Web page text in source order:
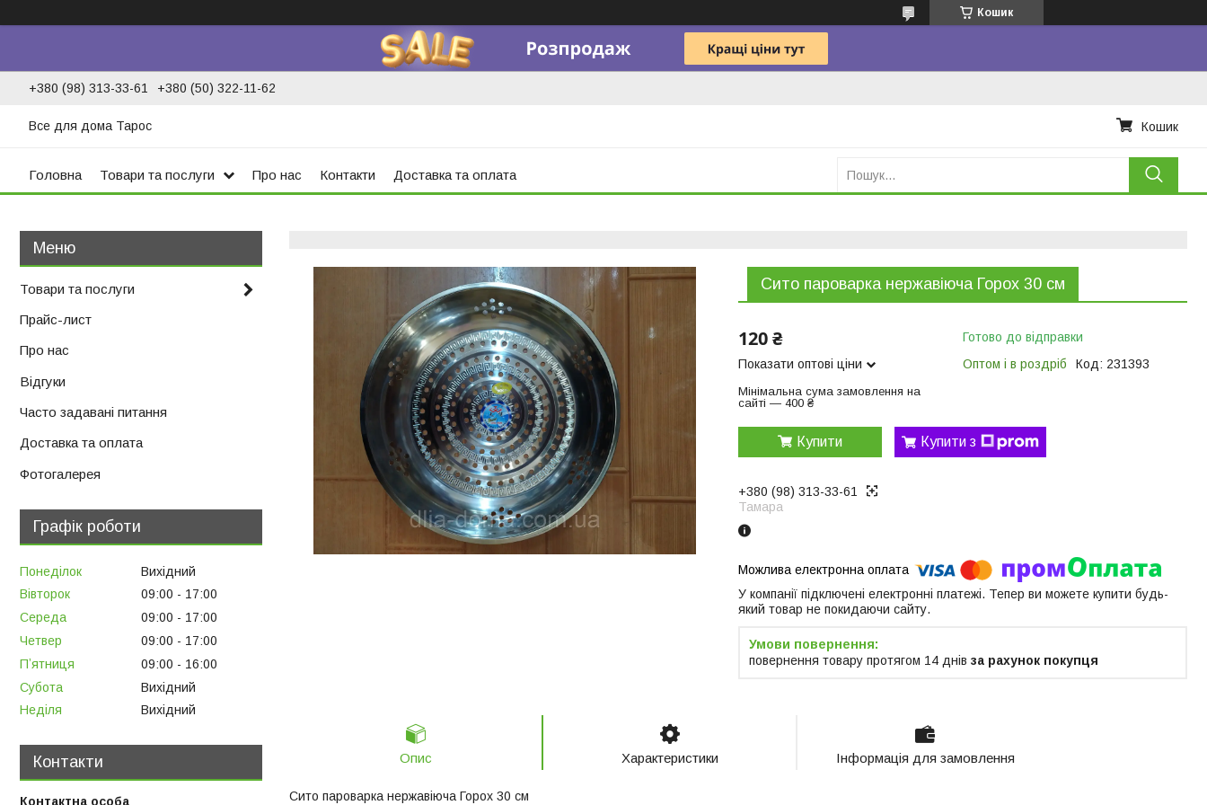
Кошик
+380 (98) 313-33-61 +380 (50) 322-11-62
Все для дома Тарос Кошик
Головна Товари та послуги Про нас Контакти Доставка та оплата
Сито пароварка нержавiюча Горох 30 см
120 ₴
Показати оптові ціни
Мінімальна сума замовлення на
сайті — 400 ₴
Готово до відправки
Оптом і в роздріб
Код: 231393
Купити Купити з
+380 (98) 313-33-61
Тамара
У компанії підключені електронні платежі. Тепер ви можете купити будь-
який товар не покидаючи сайту.
повернення товару протягом 14 днів за рахунок покупця
Опис Характеристики Інформація для замовлення
Сито пароварка нержавiюча Горох 30 см
Товари та послуги
Прайс-лист
Про нас
Відгуки
Часто задавані питання
Доставка та оплата
Фотогалерея
Графік роботи
Понеділок
Вихідний
Вівторок
09:00
17:00
Середа
09:00
17:00
Четвер
09:00
17:00
Пʼятниця
09:00
16:00
Субота
Вихідний
Неділя
Вихідний
Контакти